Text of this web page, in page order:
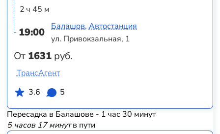
2 ч 45 м
19:00
От 1631 руб.
Балашов, Автостанция
ул. Привокзальная, 1
ТрансАгент
3.6
5
Пересадка в Балашове - 1 час 30 минут
5 часов 17 минутв пути